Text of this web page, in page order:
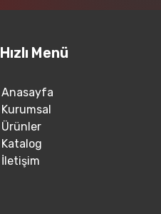
Hızlı Menü
Anasayfa
Kurumsal
Ürünler
Katalog
İletişim